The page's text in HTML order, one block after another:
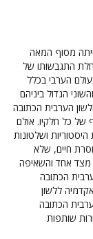
מסוף המאה
התגבשותו של
הערבי בכלל
הגדול ביניהם
הערבית הכתובה
של כל חלקיו. אולם
ושלטונות
חיים, שלא
מצד אחד והשאיפה
הכתובה
בשנת 1932 מובילה האקדמיה ללשון
הכתובה
שותפות